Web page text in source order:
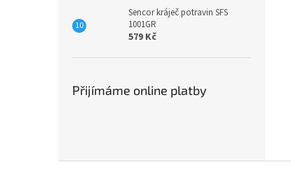
Sencor kráječ potravin SFS
1001GR
579 Kč
Přijímáme online platby